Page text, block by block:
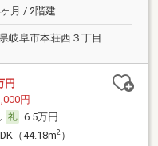
月 / 2階建
岐阜市本荘西３丁目
円
円
6.5万円
（44.18m2）